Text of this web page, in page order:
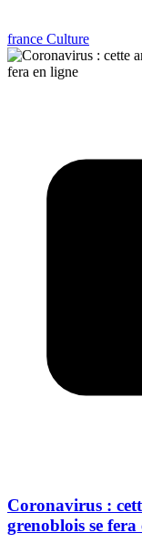
france Culture
Coronavirus :
grenoblois se fera